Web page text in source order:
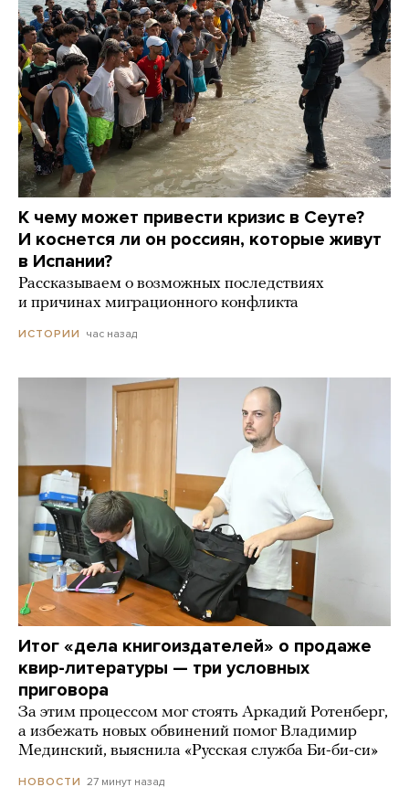
К чему может привести кризис в Сеуте?
И коснется ли он россиян, которые живут
в Испании?
Рассказываем о возможных последствиях
и причинах миграционного конфликта
ИСТОРИИ час назад
Итог «дела книгоиздателей» о продаже
квир-литературы — три условных
приговора
За этим процессом мог стоять Аркадий Ротенберг,
а избежать новых обвинений помог Владимир
Мединский, выяснила «Русская служба Би-би-си»
НОВОСТИ 27 минут назад